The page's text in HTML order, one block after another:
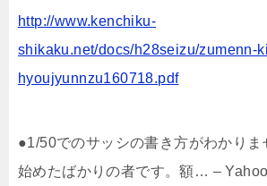
http://www.kenchiku-
shikaku.net/docs/h28seizu/zumenn-
hyoujyunnzu160718.pdf
●1/50でのサッシの書き方がわかりま
始めたばかりの者です。額… –